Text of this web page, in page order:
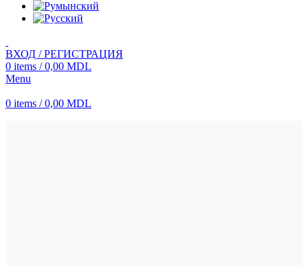
ВХОД / РЕГИСТРАЦИЯ
0 items / 0,00 MDL
Menu
0 items / 0,00 MDL